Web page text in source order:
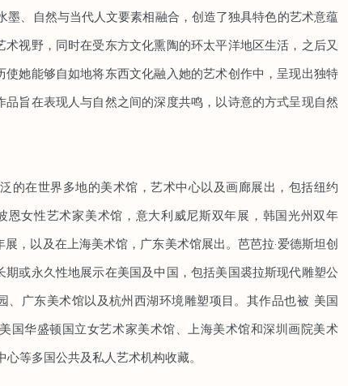
墨、自然与当代人文要素相融合，创造了独具特色的艺术意蕴
术视野，同时在受东方文化熏陶的环太平洋地区生活，之后又
使她能够自如地将东西文化融入她的艺术创作中，呈现出独特
品旨在表现人与自然之间的深度共鸣，以诗意的方式呈现自然
的在世界多地的美术馆，艺术中心以及画廊展出，包括纽约
恩女性艺术家美术馆，意大利威尼斯双年展，韩国光州双年
，以及在上海美术馆，广东美术馆展出。芭芭拉·爱德斯坦创
期或永久性地展示在美国及中国，包括美国裘拉斯现代雕塑公
、广东美术馆以及杭州西湖环境雕塑项目。其作品也被 美国
国华盛顿国立女艺术家美术馆、上海美术馆和深圳画院美术
心等多国公共及私人艺术机构收藏。